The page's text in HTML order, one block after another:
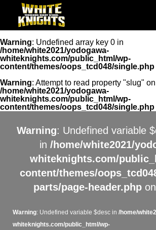
Warning: Undefined array key 0 in
/home/white2021/yodogawa-
whiteknights.com/public_html/wp-
content/themes/oops_tcd048/single.php
Warning: Attempt to read property "slug"
/home/white2021/yodogawa-
whiteknights.com/public_html/wp-
content/themes/oops_tcd048/single.php
Warning: Undefined variable
in /home/white2021/
whiteknights.com/
content/themes/
parts/page-header.phpon
Warning: Undefined variable $desc in /home/
whiteknights.com/public_html/wp-